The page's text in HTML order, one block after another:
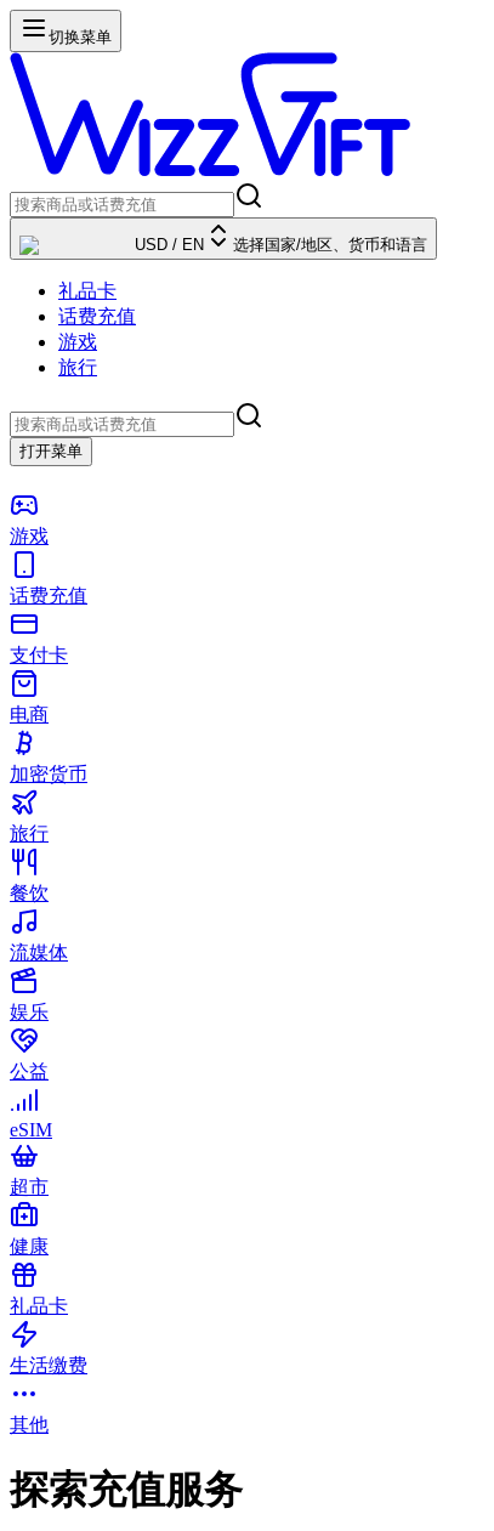
切换菜单
USD / EN 选择国家/地区、货币和语言
礼品卡
话费充值
游戏
旅行
打开菜单
游戏
话费充值
支付卡
电商
加密货币
旅行
餐饮
流媒体
娱乐
公益
eSIM
超市
健康
礼品卡
生活缴费
其他
探索充值服务